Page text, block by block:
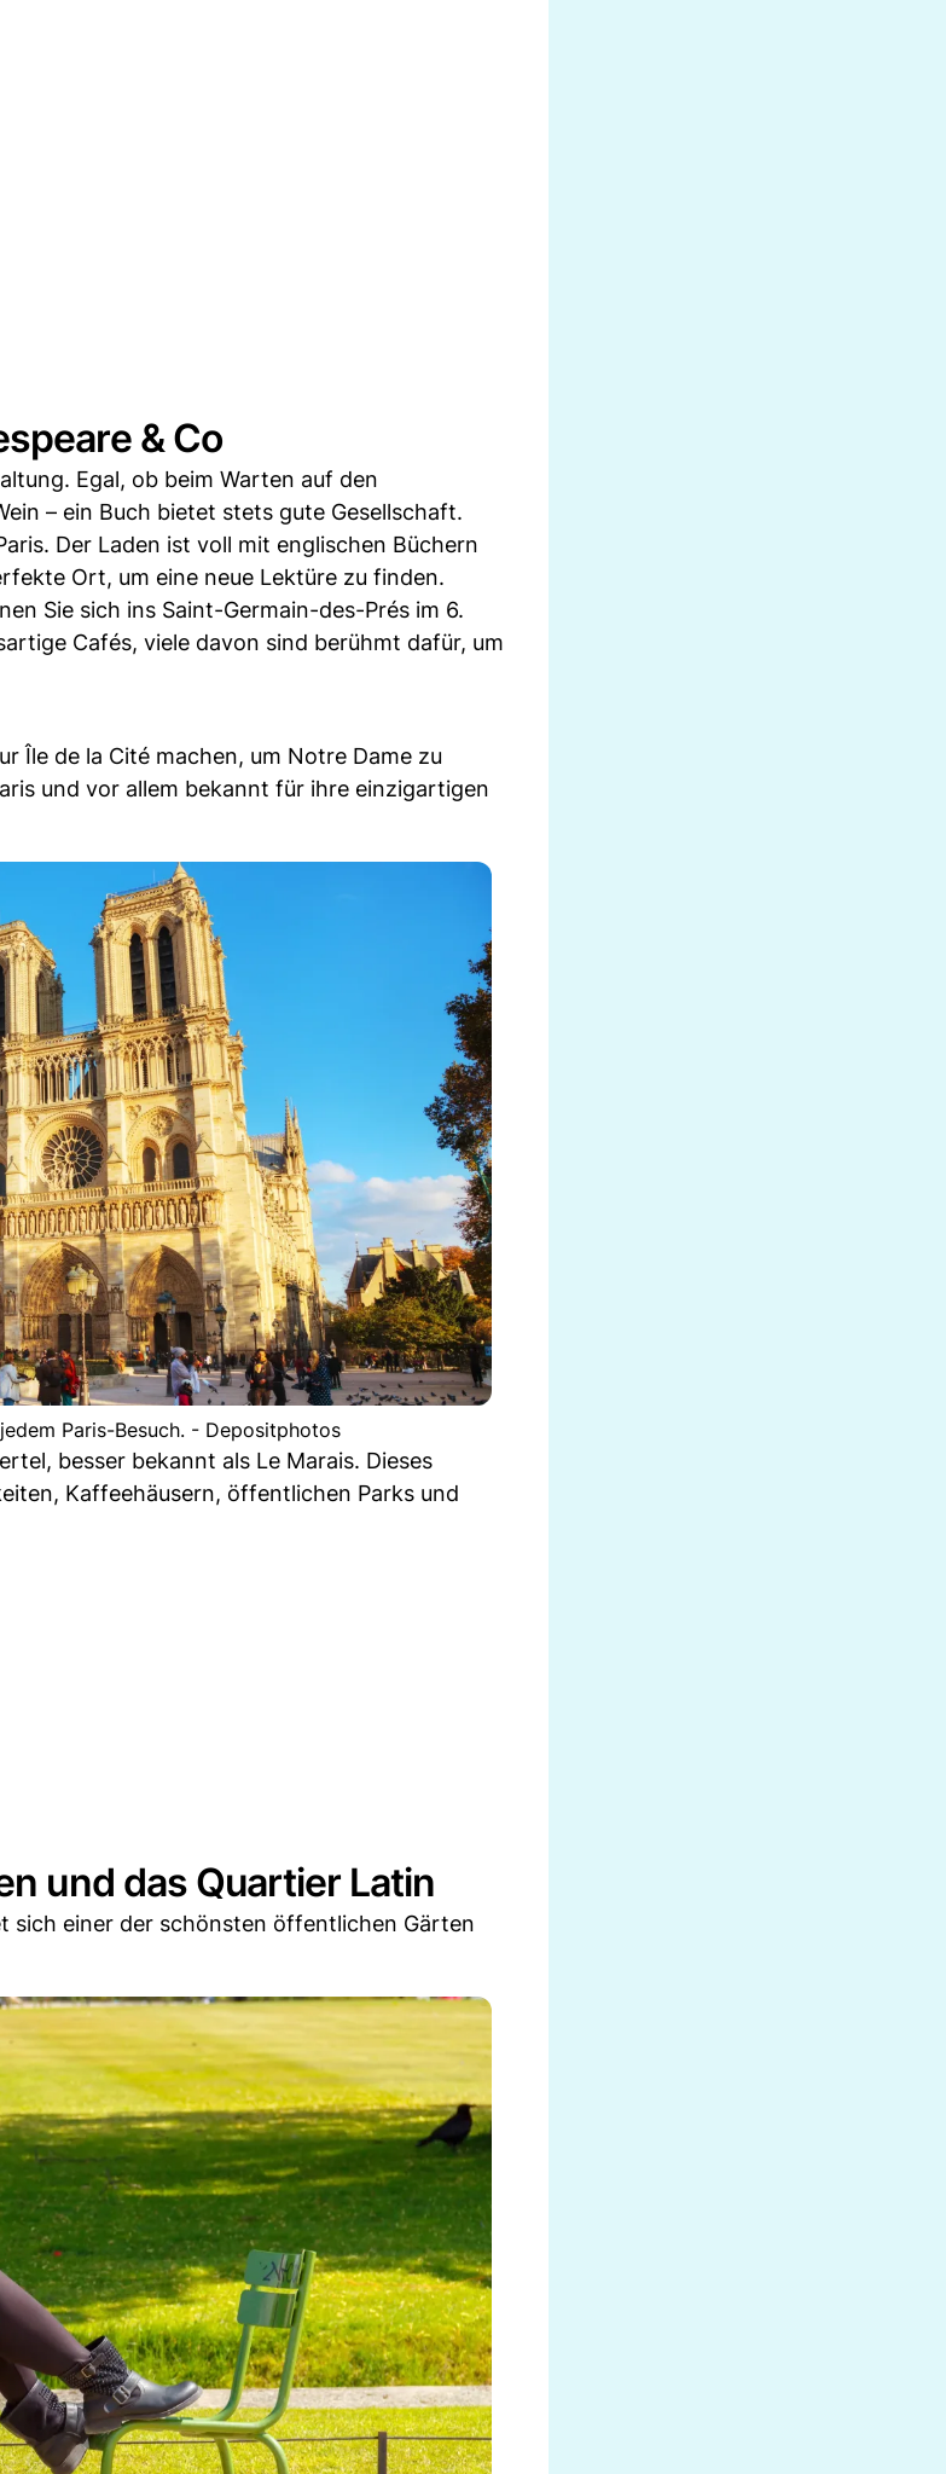
& Co
Egal, ob beim Warten auf den
– ein Buch bietet stets gute Gesellschaft.
Der Laden ist voll mit englischen Büchern
Ort, um eine neue Lektüre zu finden.
Sie sich ins Saint-Germain-des-Prés im 6.
Cafés, viele davon sind berühmt dafür, um
Île de la Cité machen, um Notre Dame zu
und vor allem bekannt für ihre einzigartigen
Paris-Besuch. - Depositphotos
besser bekannt als Le Marais. Dieses
Kaffeehäusern, öffentlichen Parks und
und das Quartier Latin
sich einer der schönsten öffentlichen Gärten